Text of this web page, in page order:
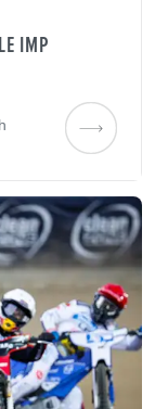
IMP